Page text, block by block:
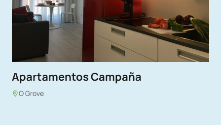
Apartamentos Campaña
O Grove